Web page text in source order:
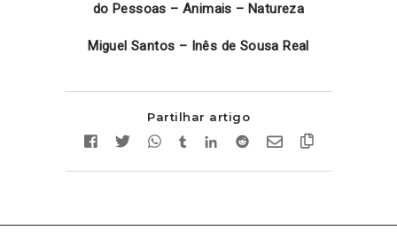
do Pessoas – Animais – Natureza
Miguel Santos – Inês de Sousa Real
Partilhar artigo